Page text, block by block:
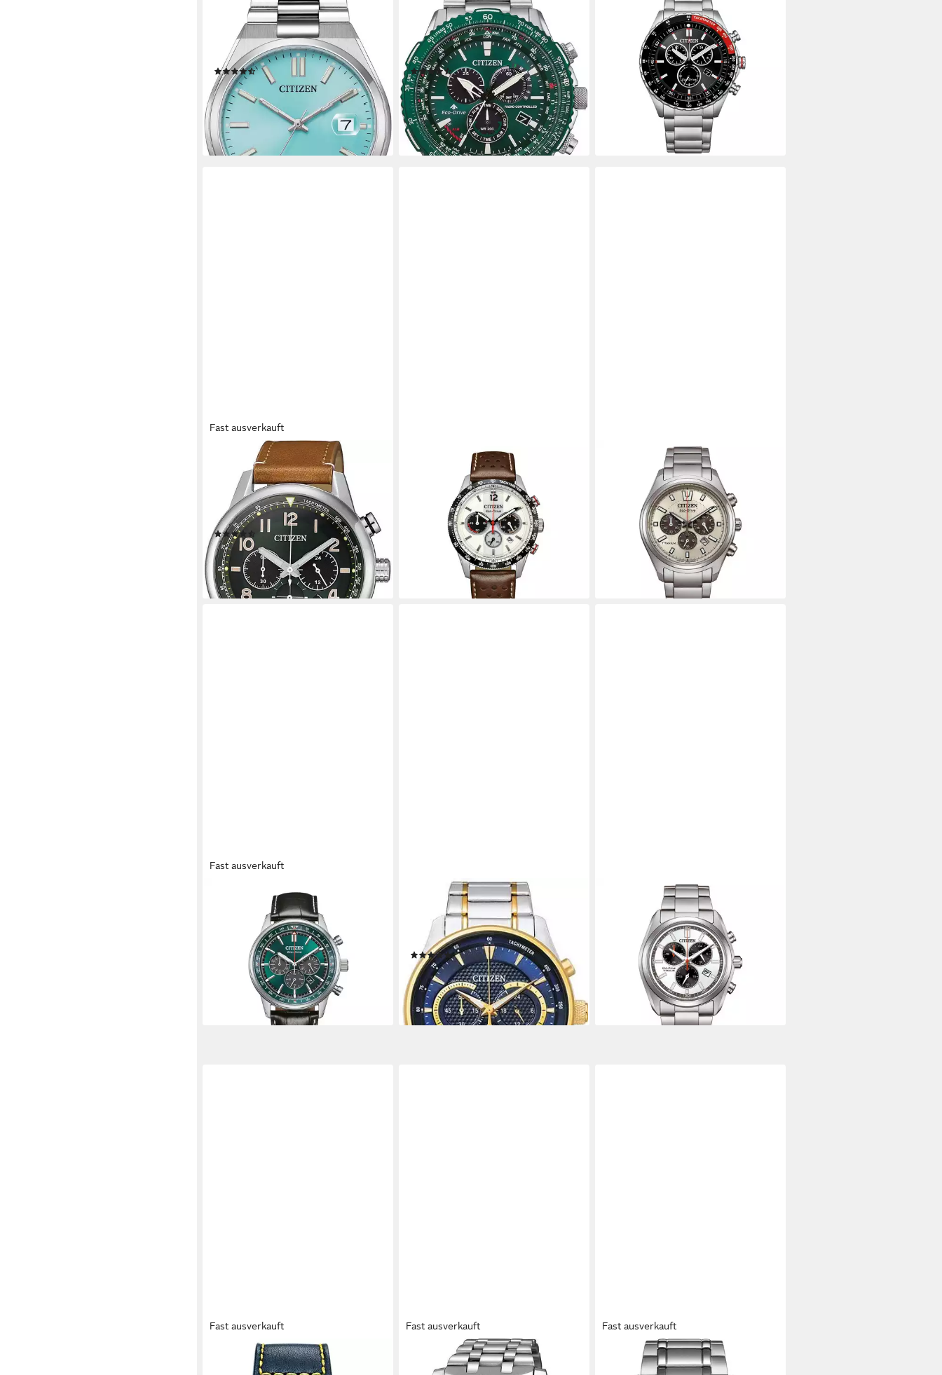
Automatikuhr TSUYOSA 60h
NJ0151-88M, Armbanduhr,
Damenuhr, Herrenuhr,
Edelstahlarmband, Saphirglas, Datum
(104)
ab 239,20 € UVP299,00 €
-20%
lieferbar - in 1-2 Werktagen bei dir
+9
Funkchronograph Promaster Sky
CB5004-59W, Armbanduhr,
Herrenuhr, Solar, Stoppfunktion, bis
20 bar wasserdicht
(78)
ab 444,11 € UVP 499,00 €
-11%
lieferbar - in 1-2 Werktagen bei dir
Chronograph Eco-Drive Sports
Chrono AT2566-88E, Armbanduhr,
Solar, Herrenuhr, Edelstahlarmband,
analog, Big Date
279,00 €
lieferbar - in 1-2 Werktagen bei dir
Fast ausverkauft
Chronograph CA4420-21X,
Armbanduhr, Herrenuhr, Solar,
Datum, Stoppfunktion,
Lederarmband
(9)
199,00 €
lieferbar - in 1-2 Werktagen bei dir
Chronograph Racing Chrono
CA4714-04A, Armbanduhr, Solar,
Herrenuhr, Lederarmband, analog,
Big Date
259,00 €
lieferbar - in 2-3 Werktagen bei dir
Chronograph CA4750-51A,
Armbanduhr, Solar, Herrenuhr,
analog, Big Date, Stoppfunktion
399,00 €
lieferbar - in 1-2 Werktagen bei dir
Fast ausverkauft
Chronograph Classic Chrono
CA4720-01X, Armbanduhr, Solar,
Herrenuhr, Lederarmband, analog,
Big Date
249,00 €
lieferbar - in 1-2 Werktagen bei dir
Chronograph AN8194-51L,
Armbanduhr, Quarzuhr, Herrenuhr,
Edelstahlarmband
(10)
159,00 €
lieferbar - in 1-2 Werktagen bei dir
Chronograph AT2590-59A,
Armbanduhr, Solar, Herrenuhr,
analog, Big Date, Stoppfunktion
299,00 €
lieferbar - in 1-2 Werktagen bei dir
Fast ausverkauft
Funkchronograph Promaster
Fast ausverkauft
Funkchronograph CB5860-86E,
Fast ausverkauft
Funkchronograph Tsuki-yomi